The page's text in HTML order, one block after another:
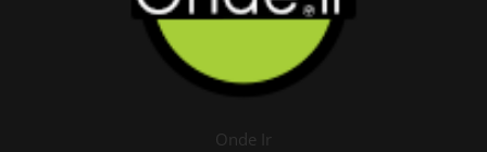
Onde Ir